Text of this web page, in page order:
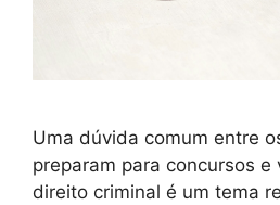
Uma dúvida comum entre
preparam para concursos
direito criminal é um tema